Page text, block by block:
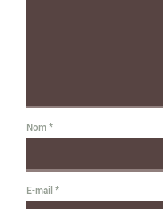
Nom*
E-mail *